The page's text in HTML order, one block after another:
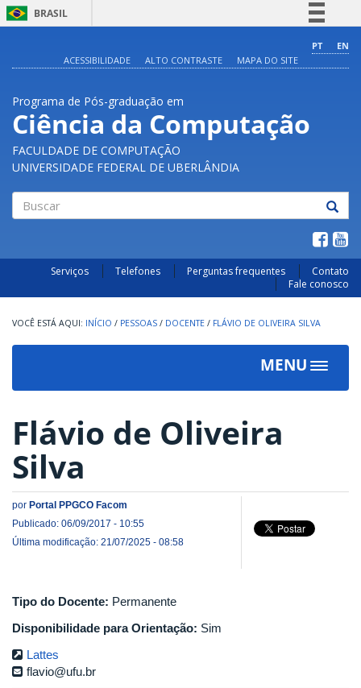
BRASIL
Comunica BR
Acesso à informação
Legislação
PT
EN
ACESSIBILIDADE
ALTO CONTRASTE MAPA DO SITE
Programa de Pós-graduação em
Ciência da Computação
FACULDADE DE COMPUTAÇÃO
UNIVERSIDADE FEDERAL DE UBERLÂNDIA
Serviços Telefones Perguntas frequentes
Contato
Fale conosco
INÍCIO / PESSOAS / DOCENTE / FLÁVIO DE OLIVEIRA SILVA
MENU
Toggle
Flávio de Oliveira
Silva
por Portal PPGCO Facom
Publicado: 06/09/2017 - 10:55
Última modificação: 21/07/2025 - 08:58
Tipo do Docente: Permanente
Disponibilidade para Orientação: Sim
Lattes
flavio@ufu.br